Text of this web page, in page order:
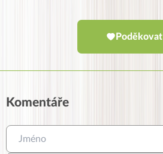
Poděkovat
Komentáře